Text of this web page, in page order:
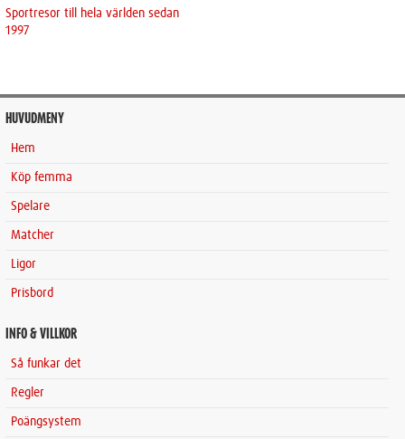
Sportresor till hela världen sedan
1997
HUVUDMENY
Hem
Köp femma
Spelare
Matcher
Ligor
Prisbord
INFO & VILLKOR
Så funkar det
Regler
Poängsystem